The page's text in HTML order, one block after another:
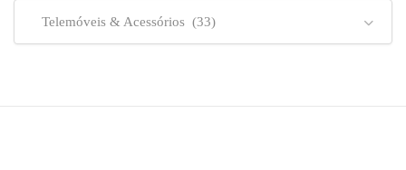
Telemóveis & Acessórios (33)